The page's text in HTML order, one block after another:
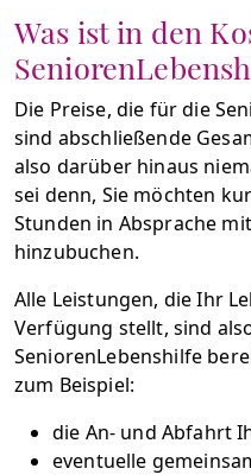
Was ist in den
Die Preise, die für die
sind abschließende
also darüber hinaus
sei denn, Sie möchten
Stunden in Absprache
hinzubuchen.
Alle Leistungen, die Ihr
Verfügung stellt, sind
SeniorenLebenshilfe
zum Beispiel:
die An- und Abfahrt
eventuelle